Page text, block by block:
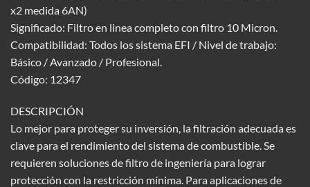
x2 medida 6AN)
Significado: Filtro en linea completo con filtro 10 Micron.
Compatibilidad: Todos los sistema EFI / Nivel de trabajo:
Básico / Avanzado / Profesional.
Código: 12347
DESCRIPCIÓN
Lo mejor para proteger su inversión, la filtración adecuada es
clave para el rendimiento del sistema de combustible. Se
requieren soluciones de filtro de ingeniería para lograr
protección con la restricción mínima. Para aplicaciones de